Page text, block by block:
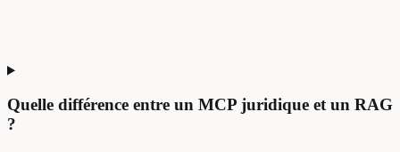
Quelle différence entre un MCP juridique et un RAG
?